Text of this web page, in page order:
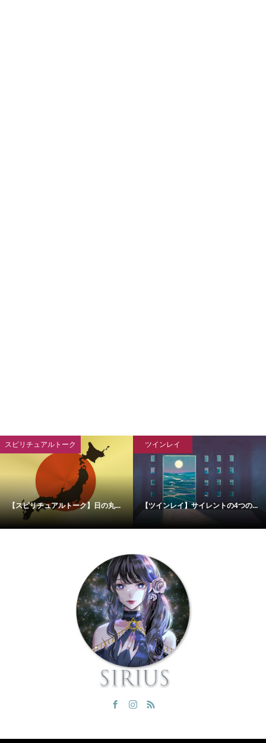
スピリチュアルトーク
【スピリチュアルトーク】日の丸...
ツインレイ
【ツインレイ】サイレントの4つの...